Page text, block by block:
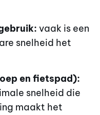
vaak is een
snelheid het
en fietspad):
snelheid die
maakt het